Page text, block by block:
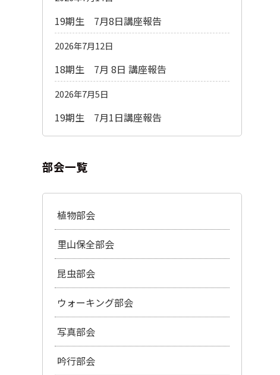
19期生 7月8日講座報告
2026年7月12日
18期生 7月 8日 講座報告
2026年7月5日
19期生 7月1日講座報告
部会一覧
植物部会
里山保全部会
昆虫部会
ウォーキング部会
写真部会
吟行部会